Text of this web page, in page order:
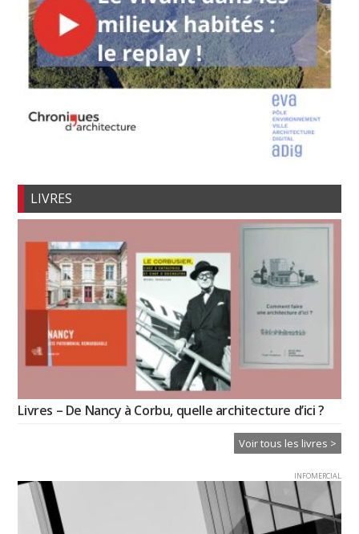
LIVRES
Livres – De Nancy à Corbu, quelle architecture d’ici ?
Voir tous les livres >
INFOMERCIAL